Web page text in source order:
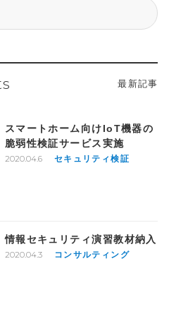
最新記事
スマートホーム向けIoT機器の
脆弱性検証サービス実施
2020.04.6 セキュリティ検証
情報セキュリティ演習教材納入
2020.04.3 コンサルティング